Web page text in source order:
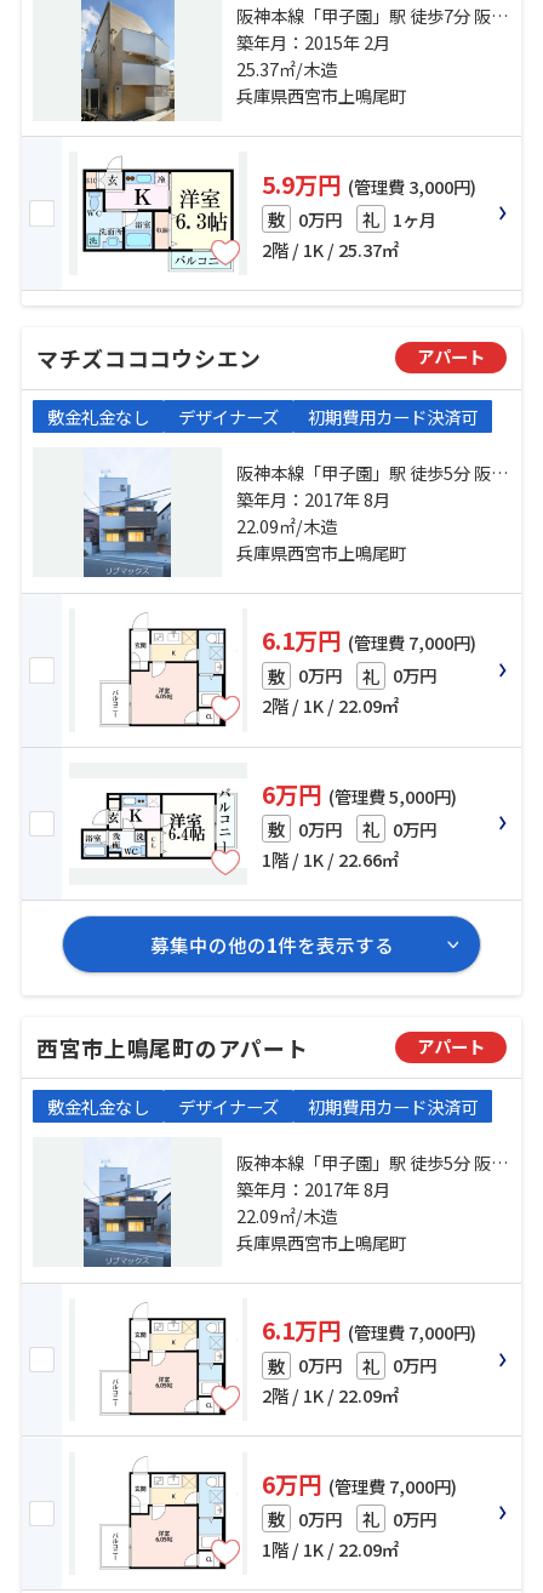
阪神本線「甲子園」駅 徒歩7分 阪神
本線「鳴尾・武庫川女子大前」
駅 徒歩5分 東海道本線「甲子園口」
駅 徒歩28分
築年月：2015年 2月
25.37㎡/木造
兵庫県西宮市上鳴尾町
5.9万円 (管理費 3,000円)
敷 0万円 礼 1ヶ月
2階 / 1K / 25.37㎡
マチズコココウシエン アパート
敷金礼金なし デザイナーズ 初期費用カード決済可
阪神本線「甲子園」駅 徒歩5分 阪神
本線「鳴尾・武庫川女子大前」
駅 徒歩5分 東海道本線「甲子園口」
駅 徒歩29分
築年月：2017年 8月
22.09㎡/木造
兵庫県西宮市上鳴尾町
6.1万円 (管理費 7,000円)
敷 0万円 礼 0万円
2階 / 1K / 22.09㎡
6万円 (管理費 5,000円)
敷 0万円 礼 0万円
1階 / 1K / 22.66㎡
募集中の他の1件を表示する
西宮市上鳴尾町のアパート アパート
敷金礼金なし デザイナーズ 初期費用カード決済可
阪神本線「甲子園」駅 徒歩5分 阪神
本線「鳴尾・武庫川女子大前」
駅 徒歩5分 東海道本線「甲子園口」
駅 徒歩29分
築年月：2017年 8月
22.09㎡/木造
兵庫県西宮市上鳴尾町
6.1万円 (管理費 7,000円)
敷 0万円 礼 0万円
2階 / 1K / 22.09㎡
6万円 (管理費 7,000円)
敷 0万円 礼 0万円
1階 / 1K / 22.09㎡